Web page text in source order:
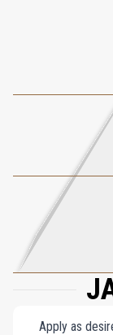
udávají tón vůni,
jasmínový absolut
bujnou sladkostí
květem. Základ
indonéské pačuli,
moderních
Ce Soir Extrait de
rafinovaného
zanechávající za
Apply as